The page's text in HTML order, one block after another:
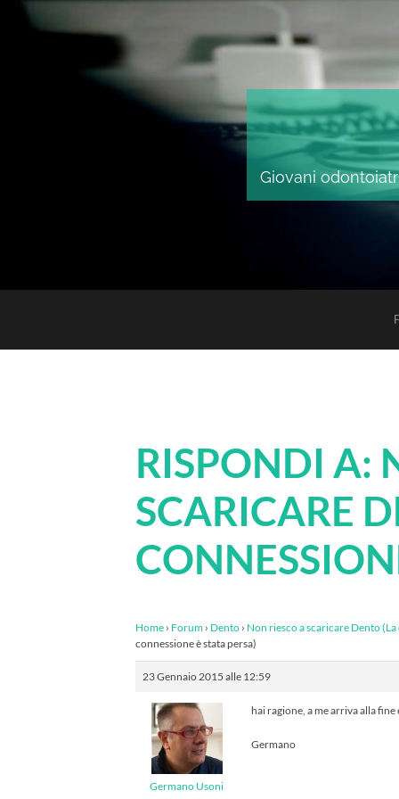
Giovani
RISPONDI A:
SCARICARE
Home › Forum › Dento › Non riesco a scaricare Dento
connessione è stata persa)
23 Gennaio 2015 alle 12:59
Germano Usoni
hai ragione, a me arriva alla
Germano